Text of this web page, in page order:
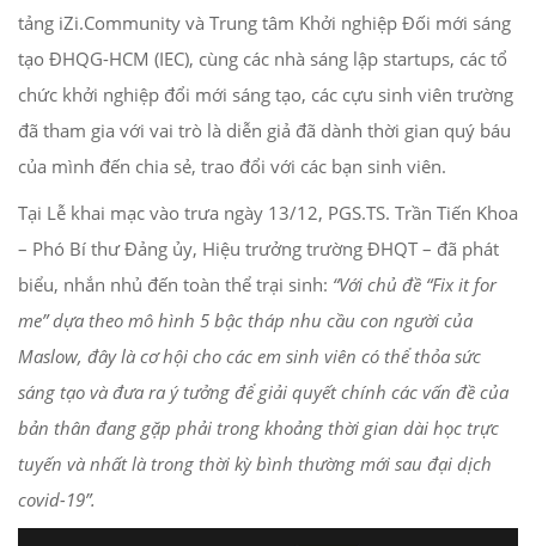
tảng iZi.Community và Trung tâm Khởi nghiệp Đối mới sáng
tạo ĐHQG-HCM (IEC), cùng các nhà sáng lập startups, các tổ
chức khởi nghiệp đổi mới sáng tạo, các cựu sinh viên trường
đã tham gia với vai trò là diễn giả đã dành thời gian quý báu
của mình đến chia sẻ, trao đổi với các bạn sinh viên.
Tại Lễ khai mạc vào trưa ngày 13/12, PGS.TS. Trần Tiến Khoa
– Phó Bí thư Đảng ủy, Hiệu trưởng trường ĐHQT – đã phát
biểu, nhắn nhủ đến toàn thể trại sinh: “Với chủ đề “Fix it for
me” dựa theo mô hình 5 bậc tháp nhu cầu con người của
Maslow, đây là cơ hội cho các em sinh viên có thể thỏa sức
sáng tạo và đưa ra ý tưởng để giải quyết chính các vấn đề của
bản thân đang gặp phải trong khoảng thời gian dài học trực
tuyến và nhất là trong thời kỳ bình thường mới sau đại dịch
covid-19”.